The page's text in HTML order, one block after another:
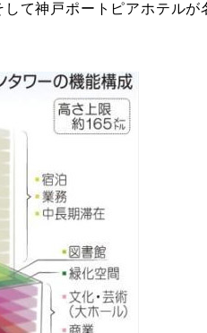
して神戸ポートピアホテル